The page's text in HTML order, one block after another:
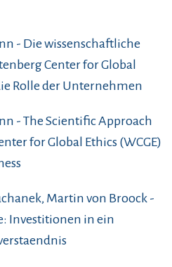
- Die wissenschaftliche
Center for Global
Rolle der Unternehmen
- The Scientific Approach
for Global Ethics (WCGE)
Martin von Broock -
Investitionen in ein